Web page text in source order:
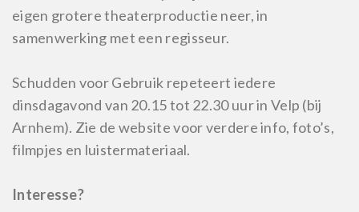
eigen grotere theaterproductie neer, in
samenwerking met een regisseur.
Schudden voor Gebruik repeteert iedere
dinsdagavond van 20.15 tot 22.30 uur in Velp (bij
Arnhem). Zie de website voor verdere info, foto’s,
filmpjes en luistermateriaal.
Interesse?